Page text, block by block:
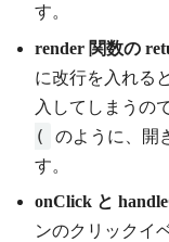
す。
render 関数の
に改行を入れる
入してしまうの
(
のように、開
す。
onClick と
ンのクリックイ